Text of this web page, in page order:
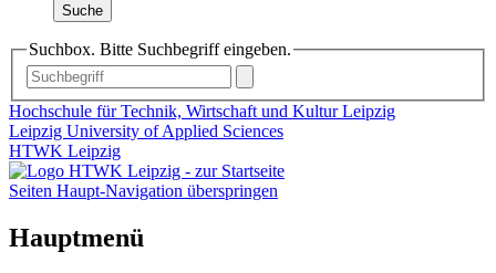
Suche
Suchbox. Bitte Suchbegriff eingeben.
Hochschule für Technik, Wirtschaft und Kultur Leipzig
Leipzig University of Applied Sciences
HTWK Leipzig
Seiten Haupt-Navigation überspringen
Hauptmenü